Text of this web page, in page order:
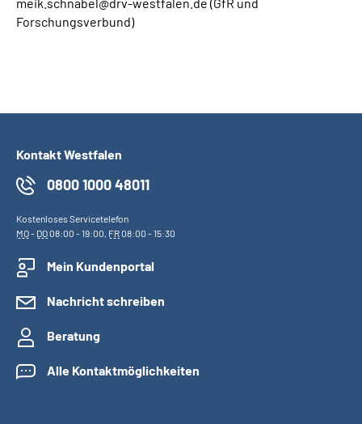
Forschungsverbund)
Kontakt Westfalen
0800 1000 48011
Kostenloses Servicetelefon
MO- DO08:00 - 19:00, FR08:00 - 15:30
Mein Kundenportal
Nachricht schreiben
Beratung
Alle Kontaktmöglichkeiten